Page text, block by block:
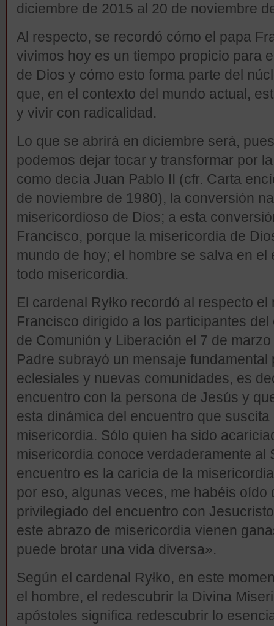
diciembre de 2015 al 20 de noviembre
Al respecto, se recordó cómo el papa
vivimos hoy es un tiempo propicio para
de Dios y cómo esto forma parte del
que, en el contexto del mundo actual,
y vivir con radicalidad.
Lo que se abrirá en diciembre será,
podemos dejar tocar y transformar por
como decía Juan Pablo II (cfr. Carta
de noviembre de 1980), la conversión
misericordioso de Dios; a esta
Francisco, porque la misericordia de
mundo de hoy; el hombre se salva en
todo misericordia.
El cardenal Ryłko recordó al respecto
Francisco dirigido a los participantes
de Comunión y Liberación el 7 de
Padre subrayó un mensaje
eclesiales y nuevas comunidades, es
encuentro con la persona de Jesús y
esta dinámica del encuentro que
misericordia. Sólo quien ha sido
misericordia conoce verdaderamente al
encuentro es la caricia de la
por eso, algunas veces, me habéis oído
privilegiado del encuentro con
este abrazo de misericordia vienen
puede brotar una vida diversa».
Según el cardenal Ryłko, en este
el hombre, el redescubrir la Divina
apóstoles significa redescubrir lo